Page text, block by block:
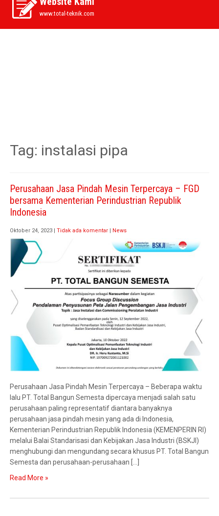
www.total-teknik.com
Tag: instalasi pipa
Perusahaan Jasa Pindah Mesin Terpercaya – FGD
bersama Kementerian Perindustrian Republik
Indonesia
Oktober 24, 2023 Tidak ada komentar News
Perusahaan Jasa Pindah Mesin Terpercaya – Beberapa waktu
lalu PT. Total Bangun Semesta dipercaya menjadi salah satu
perusahaan paling representatif diantara banyaknya
perusahaan jasa pindah mesin yang ada di Indonesia,
Kementerian Perindustrian Republik Indonesia (KEMENPERIN RI)
melalui Balai Standarisasi dan Kebijakan Jasa Industri (BSKJI)
menghubungi dan mengundang secara khusus PT. Total Bangun
Semesta dan perusahaan-perusahaan […]
Read More »